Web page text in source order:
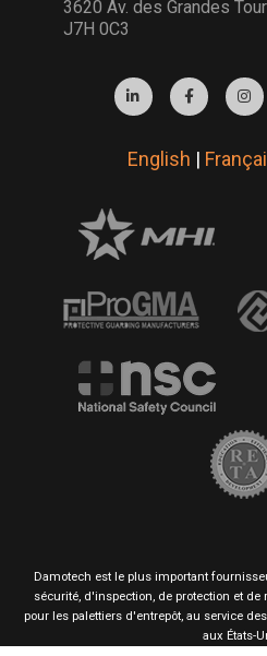
3620 Av. des Grandes
J7H 0C3
English |
Damotech est le plus important
sécurité, d'inspection, de protection et
pour les palettiers d'entrepôt, au service
aux États-